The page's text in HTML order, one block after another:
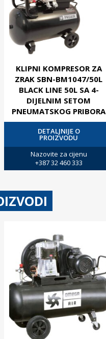
KLIPNI KOMPRESOR ZA
ZRAK SBN-BM1047/50L
BLACK LINE 50L SA 4-
DIJELNIM SETOM
PNEUMATSKOG PRIBORA
DETALJNIJE O
PROIZVODU
Nazovite za cijenu
+387 32 460 333